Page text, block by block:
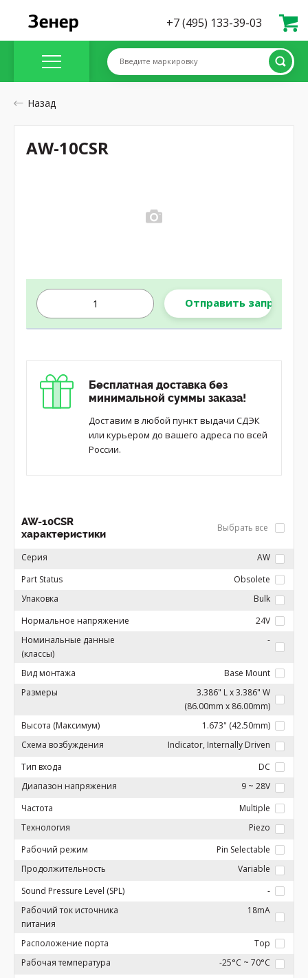
+7 (495) 133-39-03
Введите маркировку
Назад
Отправить запрос
Бесплатная доставка без
минимальной суммы заказа!
Доставим в любой пункт выдачи СДЭК
или курьером до вашего адреса по всей
России.
AW-10CSR
характеристики
Выбрать все
Серия
AW
Part Status
Obsolete
Упаковка
Bulk
Нормальное напряжение
24V
Номинальные данные
(классы)
-
Вид монтажа
Base Mount
Размеры
3.386" L x 3.386" W
(86.00mm x 86.00mm)
Высота (Максимум)
1.673" (42.50mm)
Схема возбуждения
Indicator, Internally Driven
Тип входа
DC
Диапазон напряжения
9 ~ 28V
Частота
Multiple
Технология
Piezo
Рабочий режим
Pin Selectable
Продолжительность
Variable
Sound Pressure Level (SPL)
-
Рабочий ток источника
питания
18mA
Расположение порта
Top
Рабочая температура
-25°C ~ 70°C
AW-10CSR